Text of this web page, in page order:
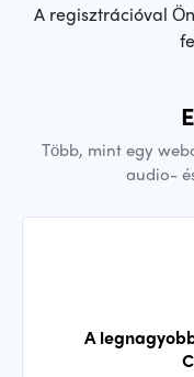
A regisztrációval
Több, mint egy
audio-
A